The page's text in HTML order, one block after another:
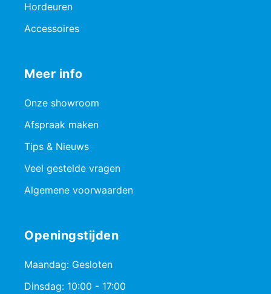
Hordeuren
Accessoires
Meer info
Onze showroom
Afspraak maken
Tips & Nieuws
Veel gestelde vragen
Algemene voorwaarden
Openingstijden
Maandag: Gesloten
Dinsdag: 10:00 - 17:00